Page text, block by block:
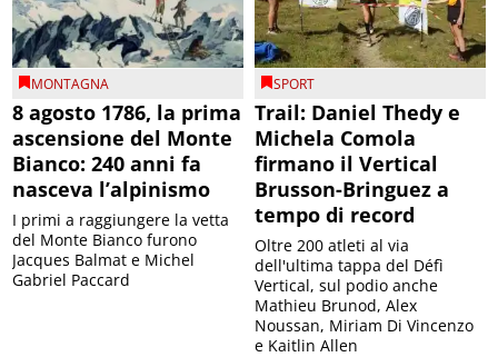
MONTAGNA
8 agosto 1786, la prima
ascensione del Monte
Bianco: 240 anni fa
nasceva l’alpinismo
I primi a raggiungere la vetta
del Monte Bianco furono
Jacques Balmat e Michel
Gabriel Paccard
SPORT
Trail: Daniel Thedy e
Michela Comola
firmano il Vertical
Brusson-Bringuez a
tempo di record
Oltre 200 atleti al via
dell'ultima tappa del Défì
Vertical, sul podio anche
Mathieu Brunod, Alex
Noussan, Miriam Di Vincenzo
e Kaitlin Allen